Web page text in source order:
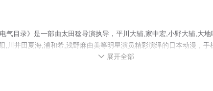
气目录》是一部由太田稔导演执导，平川大辅,家中宏,小野大辅,大
,川井田夏海,浦和希,浅野麻由美等明星演员精彩演绎的日本动漫，
息可移步至豆瓣动漫、电视猫或剧情网等平台了解。
 展开全部